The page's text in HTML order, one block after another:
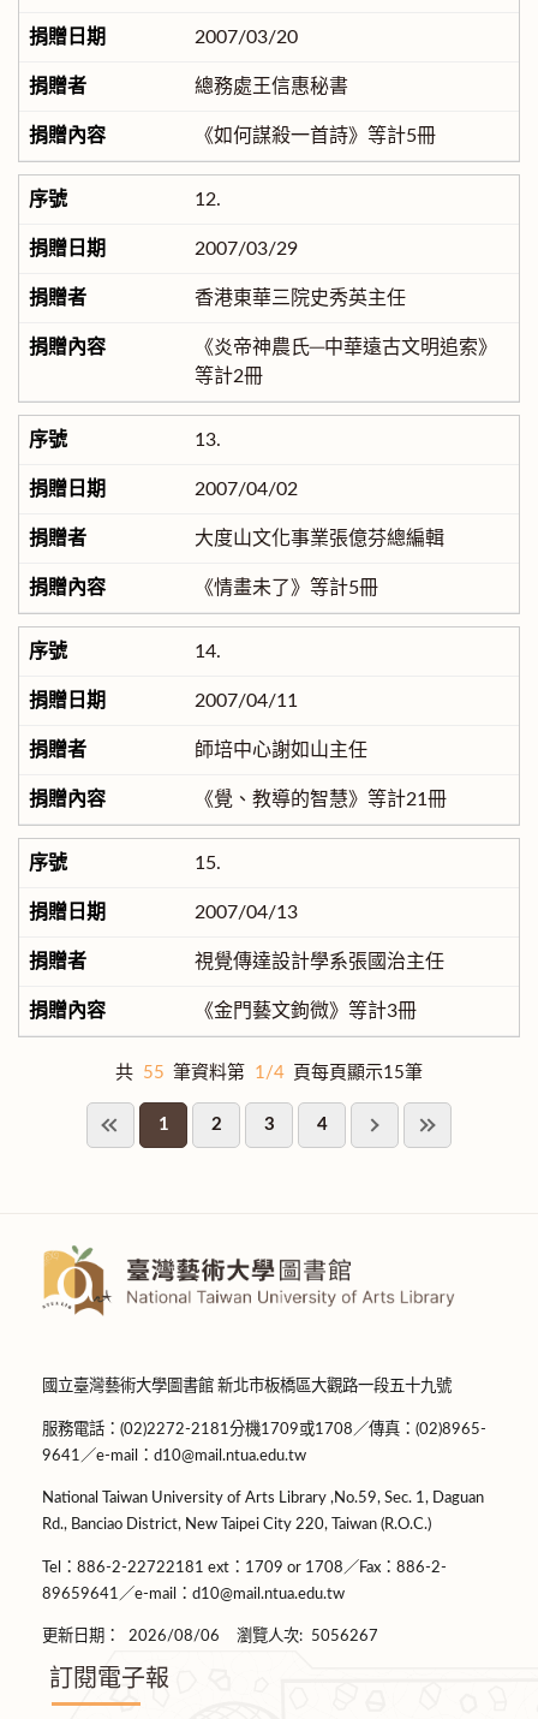
2007/03/20
總務處王信惠秘書
《如何謀殺一首詩》等計5冊
12.
2007/03/29
香港東華三院史秀英主任
《炎帝神農氏─中華遠古文明追索》
等計2冊
13.
2007/04/02
大度山文化事業張億芬總編輯
《情畫未了》等計5冊
14.
2007/04/11
師培中心謝如山主任
《覺、教導的智慧》等計21冊
15.
2007/04/13
視覺傳達設計學系張國治主任
《金門藝文鉤微》等計3冊
共 55 筆資料第 1/4 頁每頁顯示15筆
1 2 3 4
國立臺灣藝術大學圖書館 新北市板橋區大觀路一段五十九號
服務電話：(02)2272-2181分機1709或1708／傳真：(02)8965-
9641／e-mail：d10@mail.ntua.edu.tw
National Taiwan University of Arts Library ,No.59, Sec. 1, Daguan
Rd., Banciao District, New Taipei City 220, Taiwan (R.O.C.)
Tel：886-2-22722181 ext：1709 or 1708／Fax：886-2-
89659641／e-mail：d10@mail.ntua.edu.tw
更新日期： 2026/08/06 瀏覽人次: 5056267
訂閱電子報